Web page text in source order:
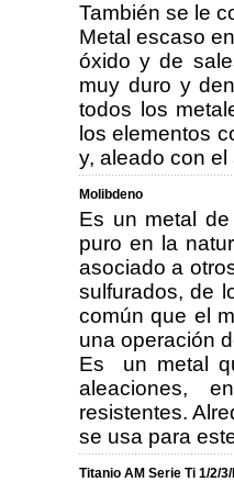
También se le
Metal escaso
óxido y de
muy duro y
todos los
los elementos
y, aleado con
Molibdeno
Es un metal
puro en la
asociado a
sulfurados, de
común que el
una operación
Es un metal
aleaciones,
resistentes.
se usa para
Titanio AM Serie Ti 1/2/